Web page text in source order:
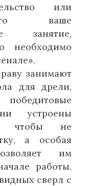
или
ваше
занятие,
необходимо
занимают
для дрели,
устроены
чтобы не
а особая
им
работы.
сверл с